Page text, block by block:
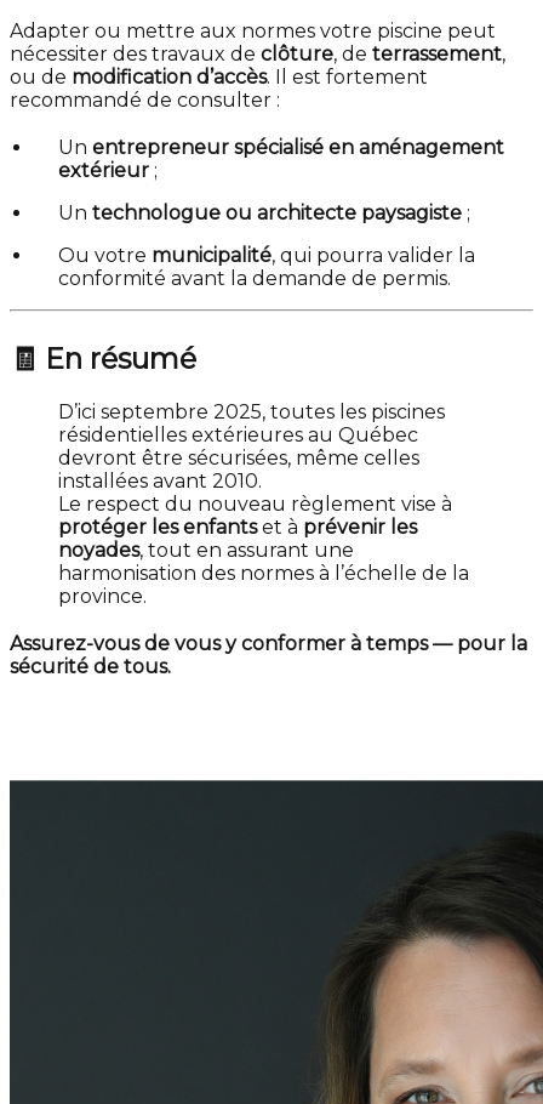
Adapter ou mettre aux normes votre piscine peut
nécessiter des travaux de clôture, de terrassement,
ou de modification d’accès. Il est fortement
recommandé de consulter :
Un entrepreneur spécialisé en aménagement
extérieur ;
Un technologue ou architecte paysagiste ;
Ou votre municipalité, qui pourra valider la
conformité avant la demande de permis.
🧾 En résumé
D’ici septembre 2025, toutes les piscines
résidentielles extérieures au Québec
devront être sécurisées, même celles
installées avant 2010.
Le respect du nouveau règlement vise à
protéger les enfantset à prévenir les
noyades, tout en assurant une
harmonisation des normes à l’échelle de la
province.
Assurez-vous de vous y conformer à temps — pour la
sécurité de tous.